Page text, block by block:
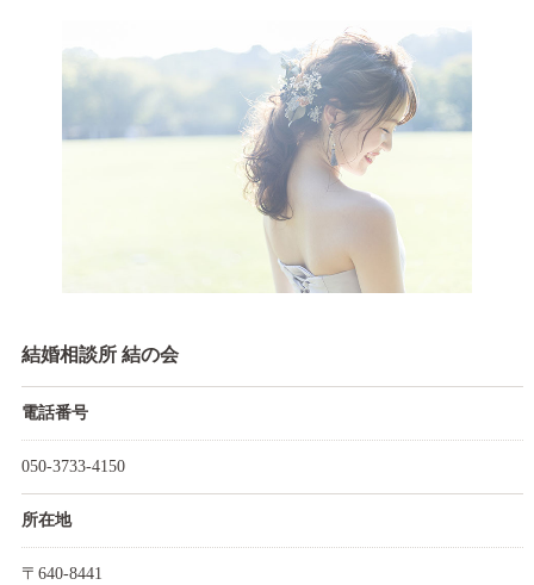
結婚相談所 結の会
電話番号
050-3733-4150
所在地
〒640-8441